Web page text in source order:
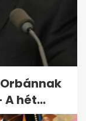
hét...